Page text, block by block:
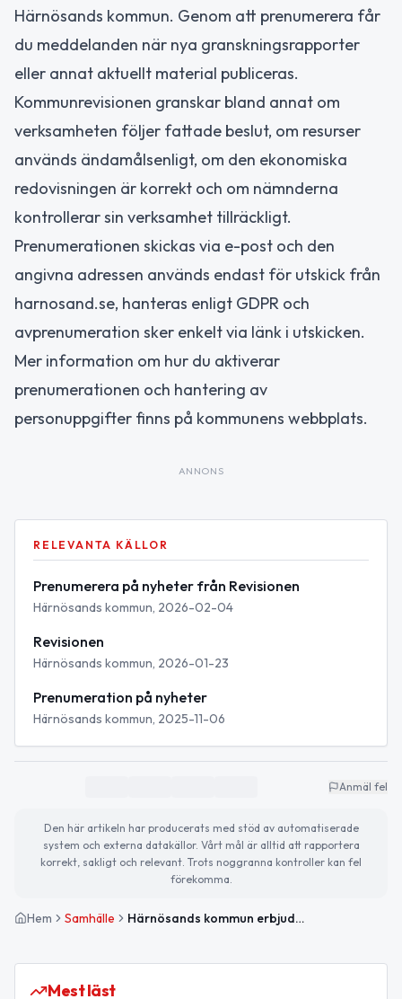
Härnösands kommun. Genom att prenumerera får
du meddelanden när nya granskningsrapporter
eller annat aktuellt material publiceras.
Kommunrevisionen granskar bland annat om
verksamheten följer fattade beslut, om resurser
används ändamålsenligt, om den ekonomiska
redovisningen är korrekt och om nämnderna
kontrollerar sin verksamhet tillräckligt.
Prenumerationen skickas via e-post och den
angivna adressen används endast för utskick från
harnosand.se, hanteras enligt GDPR och
avprenumeration sker enkelt via länk i utskicken.
Mer information om hur du aktiverar
prenumerationen och hantering av
personuppgifter finns på kommunens webbplats.
ANNONS
RELEVANTA KÄLLOR
Prenumerera på nyheter från Revisionen
Härnösands kommun, 2026-02-04
Revisionen
Härnösands kommun, 2026-01-23
Prenumeration på nyheter
Härnösands kommun, 2025-11-06
Anmäl fel
Den här artikeln har producerats med stöd av automatiserade
system och externa datakällor. Vårt mål är alltid att rapportera
korrekt, sakligt och relevant. Trots noggranna kontroller kan fel
förekomma.
Hem Samhälle Härnösands kommun erbjuder e-postprenumeration på kommunrevisionens nyheter
Mest läst